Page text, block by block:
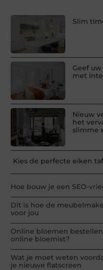
Slim
Geef
met
Nieuw
het
slimme
Kies de perfecte eiken
Hoe bouw je een SEO-
Dit is hoe de
voor jou
Online bloemen
online bloemist?
Wat je moet weten
je nieuwe flatscreen